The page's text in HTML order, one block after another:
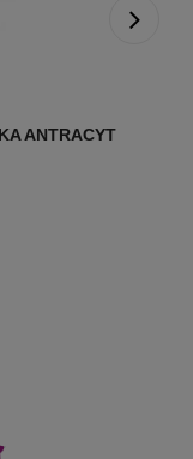
ANTRACYT